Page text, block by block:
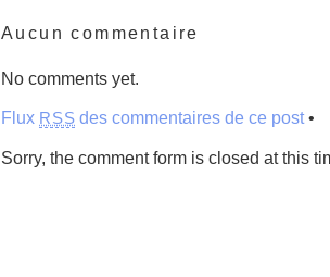
Aucun commentaire
No comments yet.
Flux RSS des commentaires de ce post•
Sorry, the comment form is closed at this